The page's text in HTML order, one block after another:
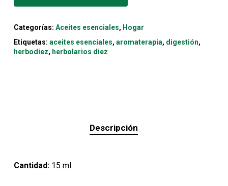
Categorías: Aceites esenciales, Hogar
Etiquetas: aceites esenciales, aromaterapia, digestión,
herbodiez, herbolarios diez
Descripción
Cantidad:15 ml